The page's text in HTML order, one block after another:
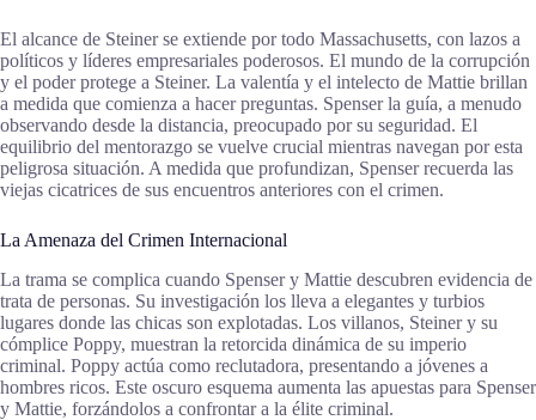
El alcance de Steiner se extiende por todo Massachusetts, con lazos a
políticos y líderes empresariales poderosos. El mundo de la corrupción
y el poder protege a Steiner. La valentía y el intelecto de Mattie brillan
a medida que comienza a hacer preguntas. Spenser la guía, a menudo
observando desde la distancia, preocupado por su seguridad. El
equilibrio del mentorazgo se vuelve crucial mientras navegan por esta
peligrosa situación. A medida que profundizan, Spenser recuerda las
viejas cicatrices de sus encuentros anteriores con el crimen.
La Amenaza del Crimen Internacional
La trama se complica cuando Spenser y Mattie descubren evidencia de
trata de personas. Su investigación los lleva a elegantes y turbios
lugares donde las chicas son explotadas. Los villanos, Steiner y su
cómplice Poppy, muestran la retorcida dinámica de su imperio
criminal. Poppy actúa como reclutadora, presentando a jóvenes a
hombres ricos. Este oscuro esquema aumenta las apuestas para Spenser
y Mattie, forzándolos a confrontar a la élite criminal.